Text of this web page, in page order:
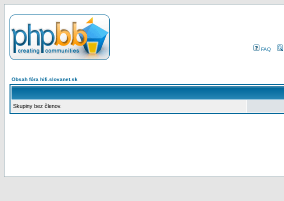
FAQ
Obsah fóra hifi.slovanet.sk
Skupiny bez členov.